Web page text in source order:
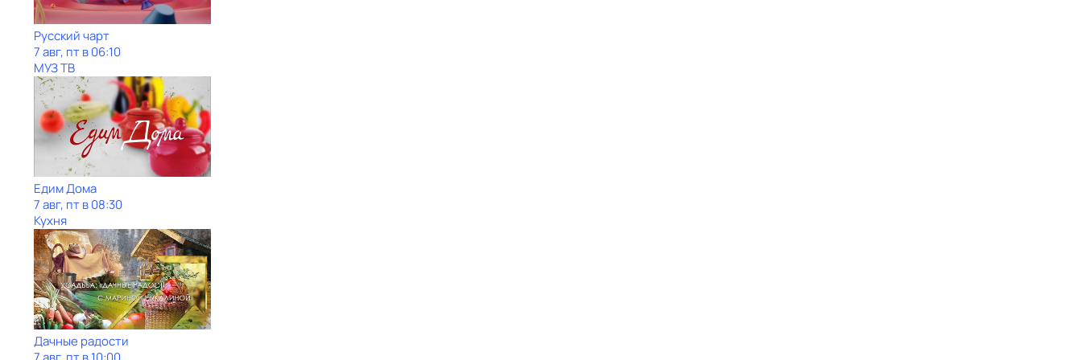
Рycский чарт
7 авг, пт в 06:10
МУЗ ТВ
Едим Дома
7 авг, пт в 08:30
Кухня
Дачные радости